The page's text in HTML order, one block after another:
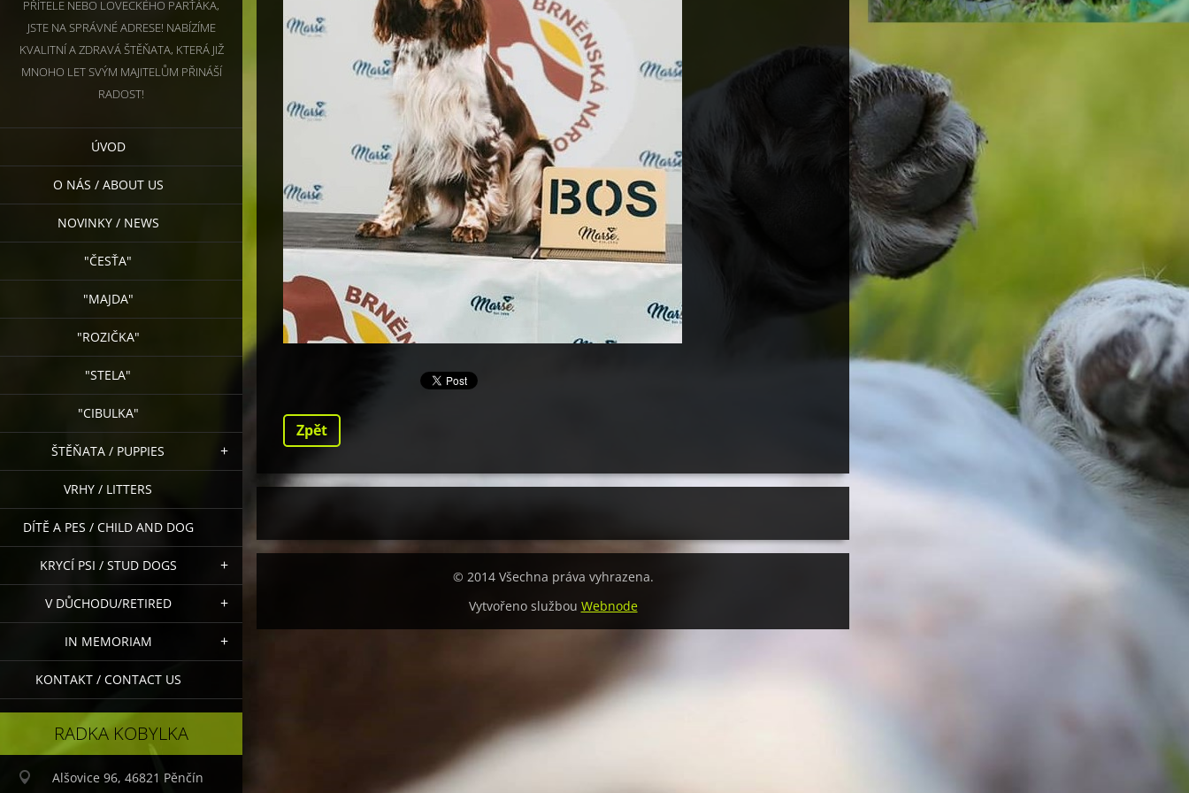
PŘÍTELE NEBO LOVECKÉHO PARŤÁKA,
JSTE NA SPRÁVNÉ ADRESE! NABÍZÍME
KVALITNÍ A ZDRAVÁ ŠTĚŇATA, KTERÁ JIŽ
MNOHO LET SVÝM MAJITELŮM PŘINÁŠÍ
RADOST!
ÚVOD
O NÁS / ABOUT US
NOVINKY / NEWS
"ČESŤA"
"MAJDA"
"ROZIČKA"
"STELA"
"CIBULKA"
ŠTĚŇATA / PUPPIES
VRHY / LITTERS
DÍTĚ A PES / CHILD AND DOG
KRYCÍ PSI / STUD DOGS
V DŮCHODU/RETIRED
IN MEMORIAM
KONTAKT / CONTACT US
RADKA KOBYLKA
Alšovice 96, 46821 Pěnčín
Zpět
© 2014 Všechna práva vyhrazena.
Vytvořeno službou Webnode